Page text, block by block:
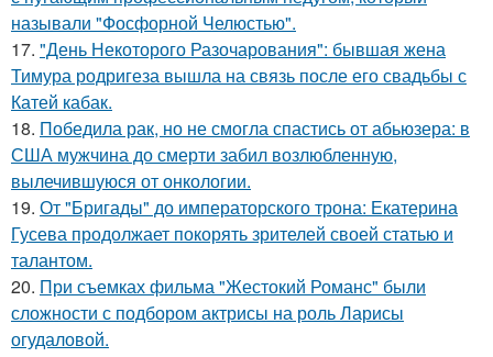
называли "Фосфорной Челюстью".
17. "День Некоторого Разочарования": бывшая жена
Тимура родригеза вышла на связь после его свадьбы с
Катей кабак.
18. Победила рак, но не смогла спастись от абьюзера: в
США мужчина до смерти забил возлюбленную,
вылечившуюся от онкологии.
19. От "Бригады" до императорского трона: Екатерина
Гусева продолжает покорять зрителей своей статью и
талантом.
20. При съемках фильма "Жестокий Романс" были
сложности с подбором актрисы на роль Ларисы
огудаловой.